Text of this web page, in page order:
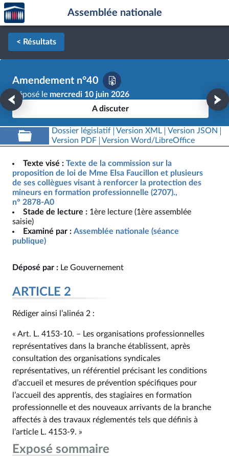
Aller au contenu
Aller en bas de la page
Accèder
à la
page
d'accueil
Assemblée nationale
< Résultats
Amendement n°40
Déposé le mercredi 10 juin 2026
A discuter
Dossier législatif Version XML
Version JSON
Version PDF
Version Word/LibreOffice
Texte visé : Texte de la commission sur la
proposition de loi de Mme Elsa Faucillon et plusieurs
de ses collègues visant à renforcer la protection des
mineurs en formation professionnelle (2707).,
n° 2878-A0
Stade de lecture : 1ère lecture (1ère assemblée
saisie)
Examiné par : Assemblée nationale (séance
publique)
Déposé par : Le Gouvernement
ARTICLE 2
Rédiger ainsi l’alinéa 2 :
« Art. L. 4153‑10. – Les organisations professionnelles
représentatives dans la branche établissent, après
consultation des organisations syndicales
représentatives, un référentiel précisant les conditions
d’accueil et mesures de prévention spécifiques pour
l’accueil des apprentis, des stagiaires en formation
professionnelle et des nouveaux arrivants de la branche
affectés à des travaux réglementés tels que définis à
l’article L. 4153‑9. »
Exposé sommaire